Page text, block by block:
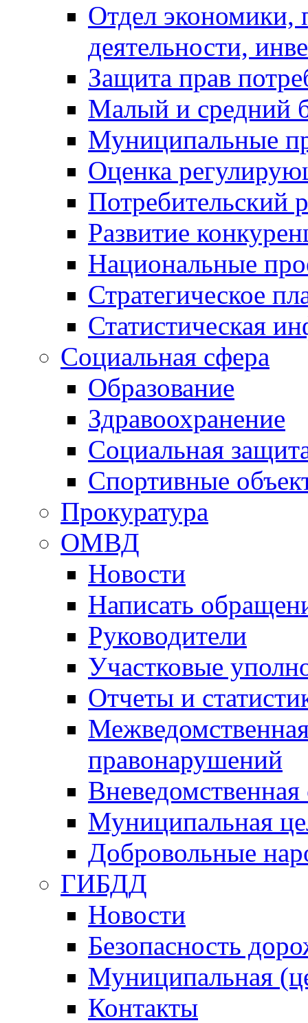
Отдел экономики,
деятельности,
Защита прав
Малый и средний
Муниципальные
Оценка
Потребительский
Развитие
Национальные
Стратегическое
Статистическая
Социальная сфера
Образование
Здравоохранение
Социальная
Спортивные
Прокуратура
ОМВД
Новости
Написать
Руководители
Участковые
Отчеты и
правонарушений
Вневедомственная
Муниципальная
Добровольные
ГИБДД
Новости
Безопасность
Муниципальная
Контакты